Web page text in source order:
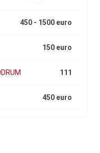
450 - 1500 euro
150 euro
111
450 euro